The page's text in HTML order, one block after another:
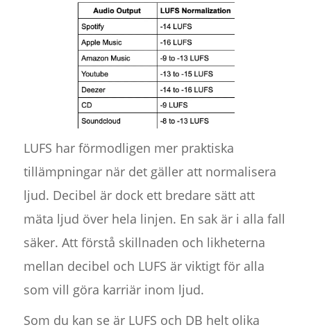
LUFS har förmodligen mer praktiska
tillämpningar när det gäller att normalisera
ljud. Decibel är dock ett bredare sätt att
mäta ljud över hela linjen. En sak är i alla fall
säker. Att förstå skillnaden och likheterna
mellan decibel och LUFS är viktigt för alla
som vill göra karriär inom ljud.
Som du kan se är LUFS och DB helt olika